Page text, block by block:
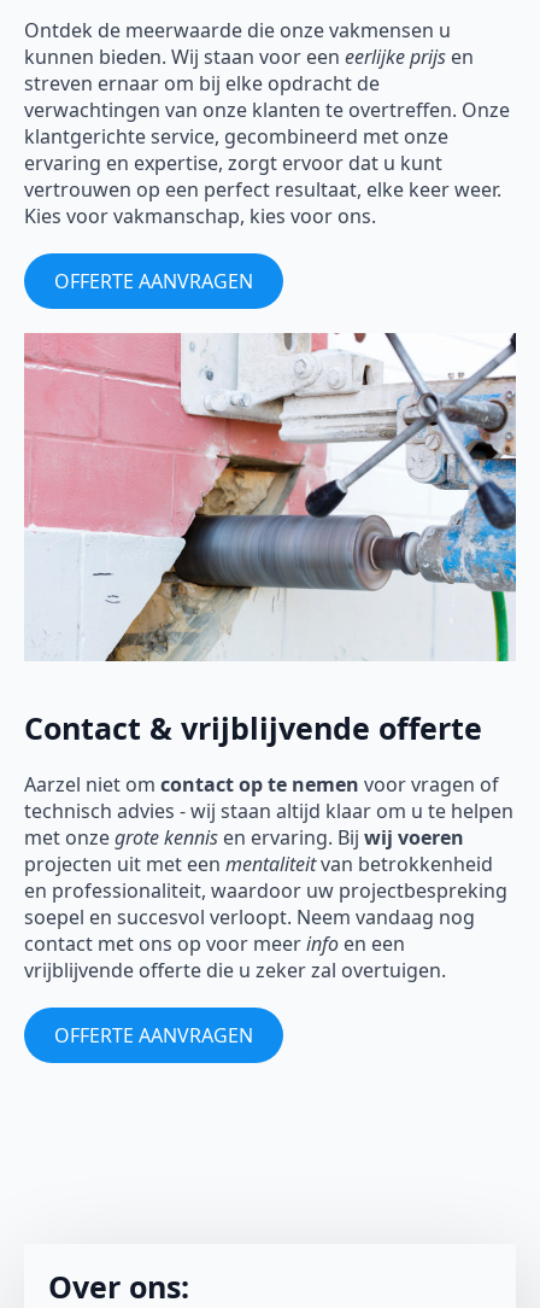
Ontdek de meerwaarde die onze vakmensen u
kunnen bieden. Wij staan voor een eerlijke prijs en
streven ernaar om bij elke opdracht de
verwachtingen van onze klanten te overtreffen. Onze
klantgerichte service, gecombineerd met onze
ervaring en expertise, zorgt ervoor dat u kunt
vertrouwen op een perfect resultaat, elke keer weer.
Kies voor vakmanschap, kies voor ons.
OFFERTE AANVRAGEN
Contact & vrijblijvende offerte
Aarzel niet om contact op te nemen voor vragen of
technisch advies - wij staan altijd klaar om u te helpen
met onzegrote kennis en ervaring. Bij wij voeren
projecten uit met een mentaliteitvan betrokkenheid
en professionaliteit, waardoor uw projectbespreking
soepel en succesvol verloopt. Neem vandaag nog
contact met ons op voor meerinfo en een
vrijblijvende offerte die u zeker zal overtuigen.
OFFERTE AANVRAGEN
Over ons: